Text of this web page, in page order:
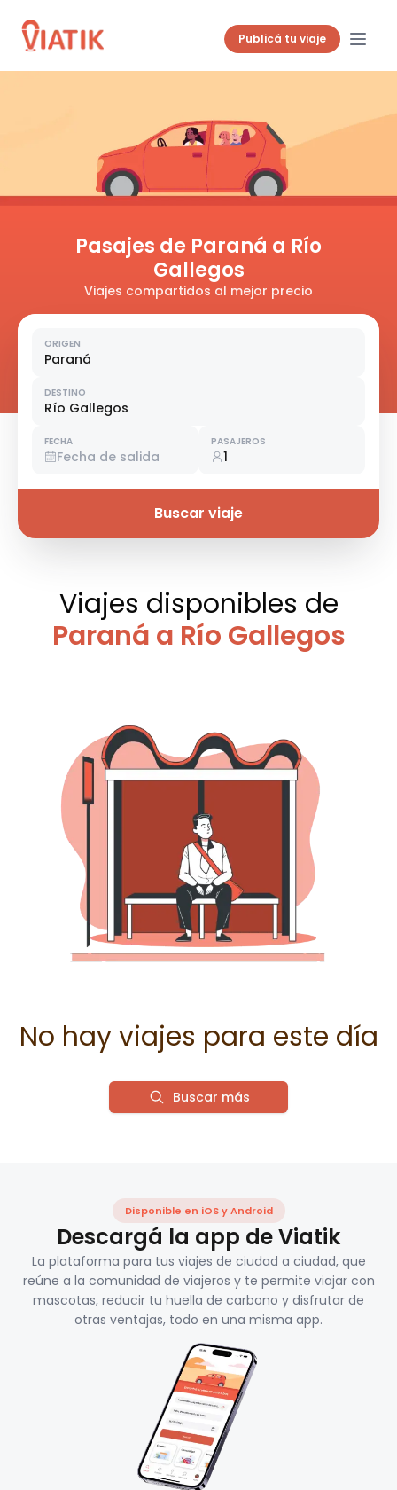
Publicá tu viaje
Pasajes de Paraná a Río
Gallegos
Viajes compartidos al mejor precio
ORIGEN
Paraná
DESTINO
Río Gallegos
FECHA
Fecha de salida
PASAJEROS
1
Buscar viaje
Viajes disponibles de
Paraná a Río Gallegos
No hay viajes para este día
Buscar más
Disponible en iOS y Android
Descargá la app de Viatik
La plataforma para tus viajes de ciudad a ciudad, que
reúne a la comunidad de viajeros y te permite viajar con
mascotas, reducir tu huella de carbono y disfrutar de
otras ventajas, todo en una misma app.